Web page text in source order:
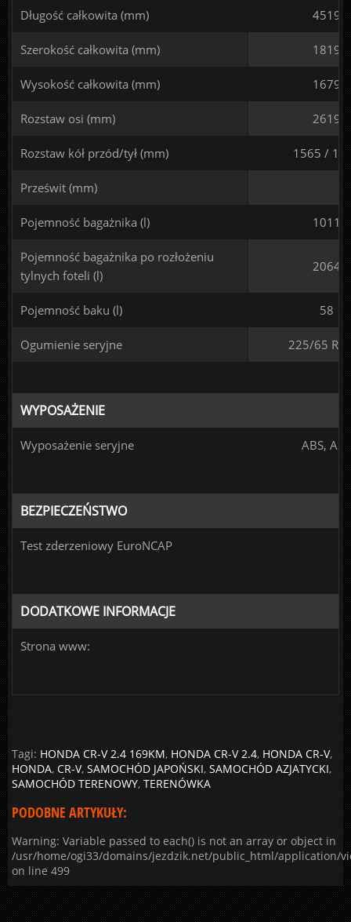
Długość całkowita (mm) 4519
Szerokość całkowita (mm) 1819
Wysokość całkowita (mm) 1679
Rozstaw osi (mm) 2619
Rozstaw kół przód/tył (mm) 1565 /
Prześwit (mm)
Pojemność bagażnika (l) 1011
Pojemność bagażnika po rozłożeniu
tylnych foteli (l)
2064
Pojemność baku (l) 58
Ogumienie seryjne 225/65 R
WYPOSAŻENIE
Wyposażenie seryjne ABS, ASR
BEZPIECZEŃSTWO
Test zderzeniowy EuroNCAP
DODATKOWE INFORMACJE
Strona www:
Tagi: HONDA CR-V 2.4 169KM, HONDA CR-V 2.4, HONDA CR-V,
HONDA, CR-V, SAMOCHÓD JAPOŃSKI, SAMOCHÓD AZJATYCKI,
SAMOCHÓD TERENOWY, TERENÓWKA
PODOBNE ARTYKUŁY:
Warning: Variable passed to each() is not an array or object in
/usr/home/ogi33/domains/jezdzik.net/public_html/application/
on line 499